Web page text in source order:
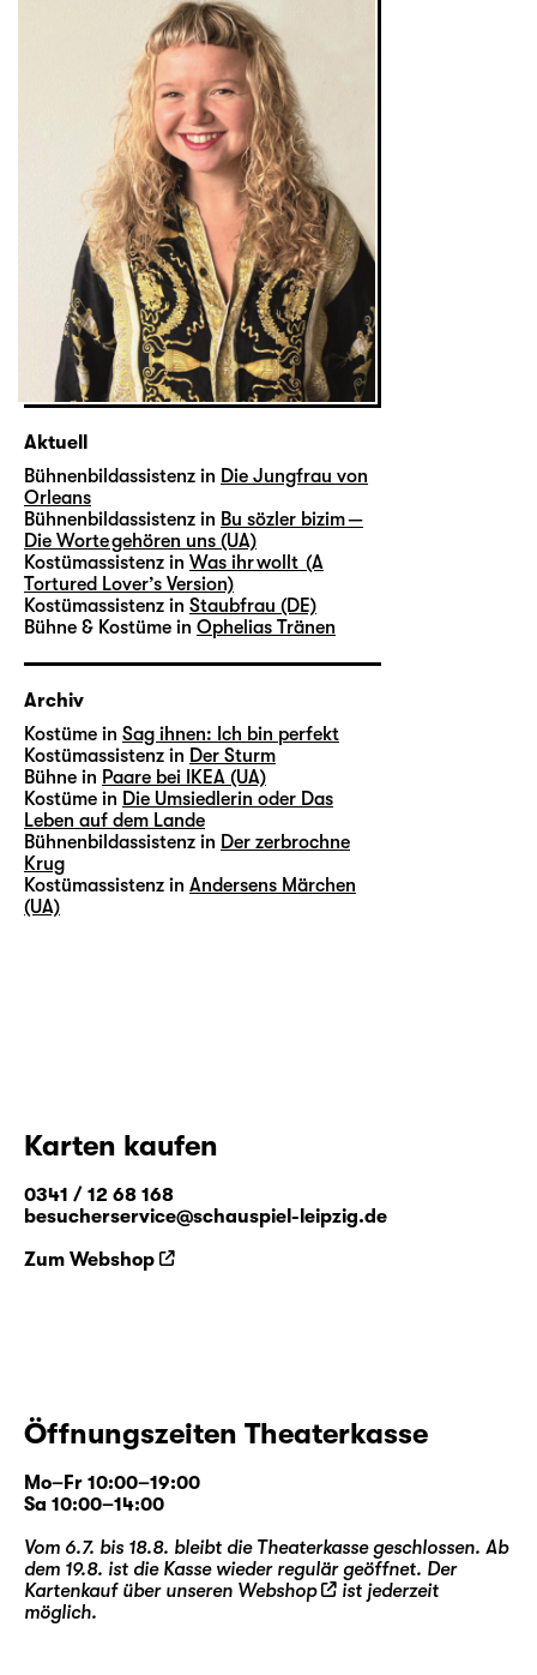
Aktuell
Bühnenbildassistenz in Die Jungfrau von
Orleans
Bühnenbildassistenz in Bu sözler bizim —
Die Worte gehören uns (UA)
Kostümassistenz in Was ihr wollt (A
Tortured Lover’s Version)
Kostümassistenz in Staubfrau (DE)
Bühne & Kostüme in Ophelias Tränen
Archiv
Kostüme in Sag ihnen: Ich bin perfekt
Kostümassistenz in Der Sturm
Bühne in Paare bei IKEA (UA)
Kostüme in Die Umsiedlerin oder Das
Leben auf dem Lande
Bühnenbildassistenz in Der zerbrochne
Krug
Kostümassistenz in Andersens Märchen
(UA)
Karten kaufen
0341 / 12 68 168
besucherservice@schauspiel-leipzig.de
Zum Webshop
Öffnungszeiten Theaterkasse
Mo–Fr 10:00–19:00
Sa 10:00–14:00
Vom 6.7. bis 18.8. bleibt die Theaterkasse geschlossen. Ab
dem 19.8. ist die Kasse wieder regulär geöffnet. Der
Kartenkauf über unseren Webshop
ist jederzeit
möglich.